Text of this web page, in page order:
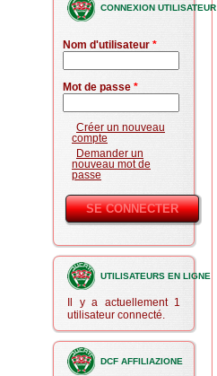
CONNEXION UTILISATEUR
Nom d'utilisateur *
Mot de passe *
Créer un nouveau
compte
Demander un
nouveau mot de
passe
UTILISATEURS EN LIGNE
Il y a actuellement 1
utilisateur connecté.
DCF AFFILIAZIONE